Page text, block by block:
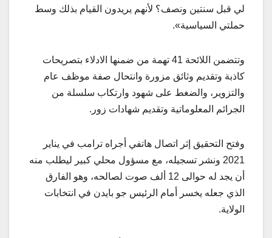
لي قبل سنتين ونصف؟ لأنهم يريدون القيام بذلك وسط
حملتي السياسية».
وتتضمن اللائحة 41 تهمة من ضمنها الادلاء بتصريحات
كاذبة وتقديم وثائق مزورة وانتحال صفة موظف عام
والتزوير، والضغط على شهود وارتكاب سلسلة من
الجرائم المعلوماتية وتقديم شهادات زور.
وفتح التحقيق إثر اتصال هاتفي أجراه ترامب في يناير
2021 ونشر تسجيله، مع مسؤول محلي كبير ليطلب منه
أن يجد له حوالى 12 ألف صوت لصالحه، وهو الفارق
الذي جعله يخسر أمام الرئيس جو بايدن في انتخابات
الولاية.